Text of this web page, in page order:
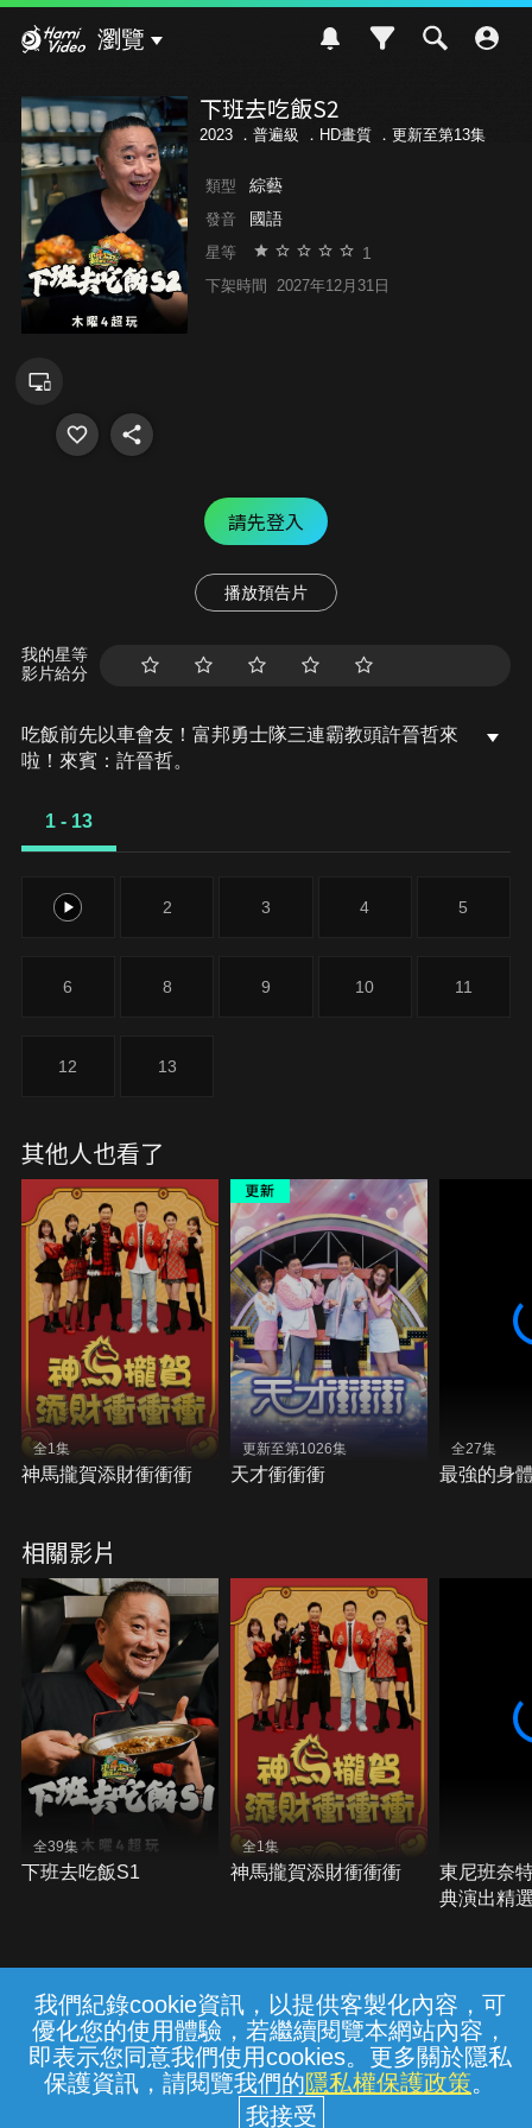
我們紀錄cookie資訊，以提供客製化內容，可
優化您的使用體驗，若繼續閱覽本網站內容，
即表示您同意我們使用cookies。更多關於隱私
保護資訊，請閱覽我們的隱私權保護政策。
瀏覽
下班去吃飯S2
2023 ． 普遍級 ．HD畫質 ．更新至第13集
類型 綜藝
發音 國語
星等 1
下架時間 2027年12月31日
請先登入
播放預告片
我的星等
影片給分
吃飯前先以車會友！富邦勇士隊三連霸教頭許晉哲來
啦！來賓：許晉哲。
1 - 13
1 2 3 4 5
6 8 9 10 11
12 13
其他人也看了
全1集
神馬攏賀添財衝衝衝
更新至第1026集
天才衝衝衝
全27集
最強的身
相關影片
全39集
下班去吃飯S1
全1集
神馬攏賀添財衝衝衝
東尼班奈
典演出精
常見問題 線上客服 服務條款 隱私權保護
中華電信股份有限公司個人家庭分公司
(統一編號：96979949) © 2026
{{notifyMsg}}